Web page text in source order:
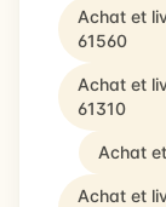
Achat et
61560
Achat et
61310
Achat
Achat et